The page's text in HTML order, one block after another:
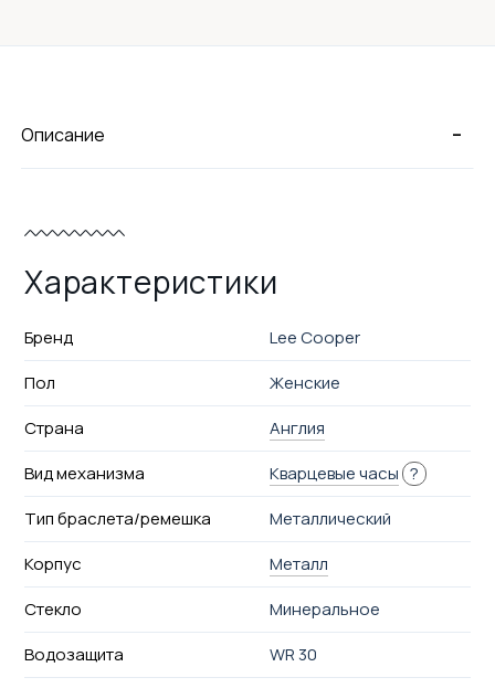
-
Описание
Характеристики
Бренд
Lee Cooper
Пол
Женские
Страна
Англия
Вид механизма
Кварцевые часы ?
Тип браслета/ремешка
Металлический
Корпус
Металл
Стекло
Минеральное
Водозащита
WR 30